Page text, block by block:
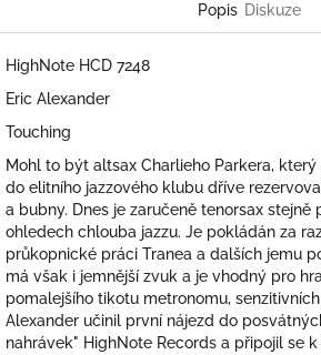
Popis Diskuze
HighNote HCD 7248
Eric Alexander
Touching
Mohl to být altsax Charlieho Parkera,
do elitního jazzového klubu dříve
a bubny. Dnes je zaručeně tenorsax stejně
ohledech chlouba jazzu. Je pokládán za
průkopnické práci Tranea a dalších jemu
má však i jemnější zvuk a je vhodný pro
pomalejšího tikotu metronomu,
Alexander učinil první nájezd do
nahrávek" HighNote Records a připojil se